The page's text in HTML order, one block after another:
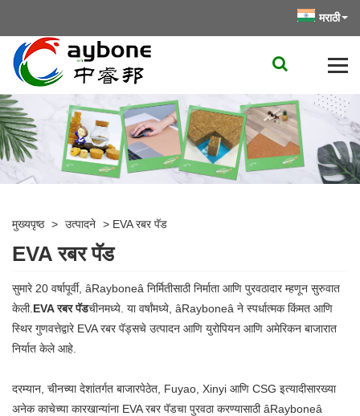
मराठी
मुख्यपृष्ठ > उत्पादने > EVA रबर पॅड
EVA रबर पॅड
सुमारे 20 वर्षापूर्वी, âRayboneâ निर्मितीसाठी निर्माता आणि पुरवठादार म्हणून सुरुवात
केली. EVA रबर पॅडचीनमध्ये. या वर्षांमध्ये, âRayboneâ ने स्पर्धात्मक किंमत आणि
स्थिर गुणवत्तेद्वारे EVA रबर पॅड्सचे उत्पादन आणि युरोपियन आणि अमेरिकन बाजारात
निर्यात केले आहे.
दरम्यान, चीनच्या देशांतर्गत बाजारपेठेत, Fuyao, Xinyi आणि CSG इत्यादीसारख्या
अनेक काचेच्या कारखान्यांना EVA रबर पॅडचा पुरवठा करण्यासाठी âRayboneâ